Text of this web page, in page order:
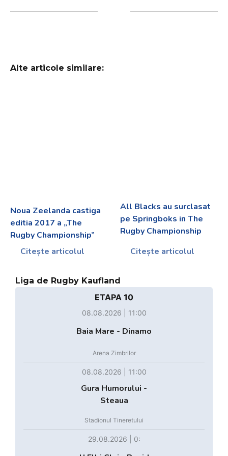
Alte articole similare:
Noua Zeelanda castiga
editia 2017 a „The
Rugby Championship”
Citește articolul
All Blacks au surclasat
pe Springboks in The
Rugby Championship
Citește articolul
Liga de Rugby Kaufland
ETAPA 10
08.08.2026 | 11:00
Baia Mare - Dinamo
Arena Zimbrilor
08.08.2026 | 11:00
Gura Humorului -
Steaua
Stadionul Tineretului
29.08.2026 | 0: